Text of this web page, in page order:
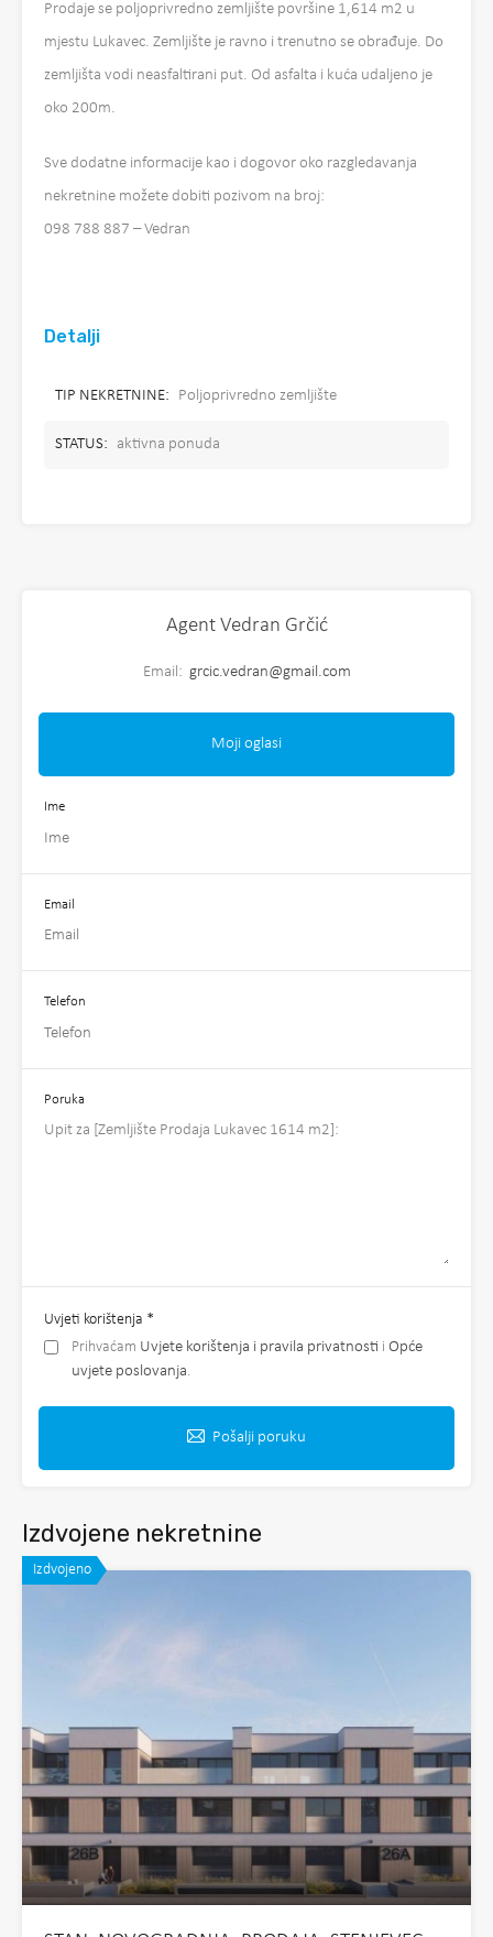
Prodaje se poljoprivredno zemljište površine 1,614 m2 u
mjestu Lukavec. Zemljište je ravno i trenutno se obrađuje. Do
zemljišta vodi neasfaltirani put. Od asfalta i kuća udaljeno je
oko 200m.
Sve dodatne informacije kao i dogovor oko razgledavanja
nekretnine možete dobiti pozivom na broj:
098 788 887 – Vedran
Detalji
TIP NEKRETNINE: Poljoprivredno zemljište
STATUS: aktivna ponuda
Agent Vedran Grčić
Email: grcic.vedran@gmail.com
Moji oglasi
Ime
Email
Telefon
Poruka
Uvjeti korištenja *
Prihvaćam Uvjete korištenja i pravila privatnosti i Opće
uvjete poslovanja.
Pošalji poruku
Izdvojene nekretnine
Izdvojeno